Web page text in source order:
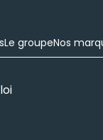
Le groupeNos